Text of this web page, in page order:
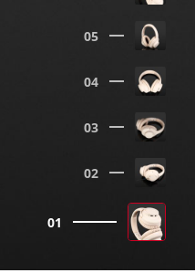
01
02
03
04
05